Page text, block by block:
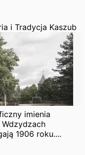
i Tradycja Kaszub
imienia
1906 roku....